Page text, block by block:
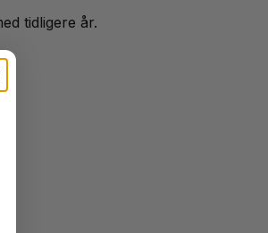
tidligere år.